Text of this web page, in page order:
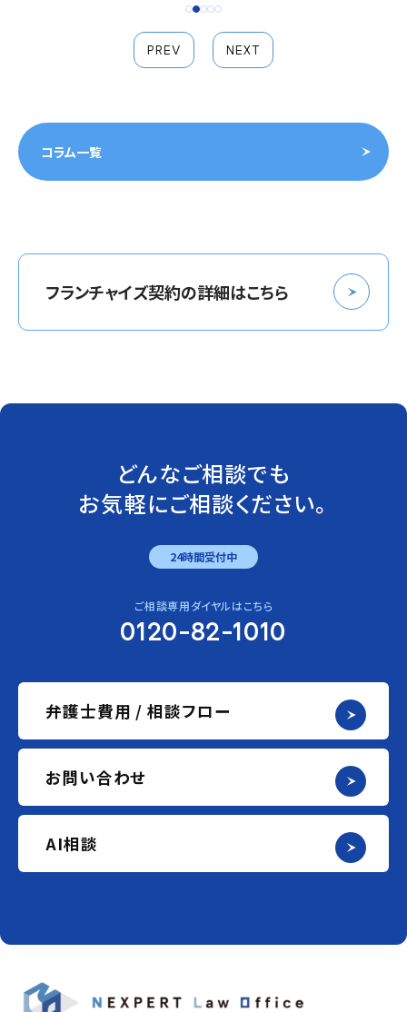
PREV NEXT
コラム一覧
フランチャイズ契約の詳細はこちら
どんなご相談でも
お気軽にご相談ください。
24時間受付中
ご相談専用ダイヤルはこちら
0120-82-1010
弁護士費用 / 相談フロー
お問い合わせ
AI相談